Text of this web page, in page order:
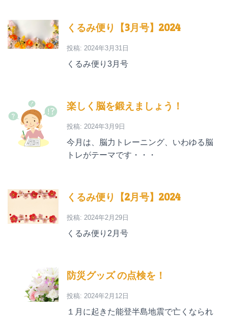
くるみ便り【3月号】2024
投稿: 2024年3月31日
くるみ便り3月号
楽しく脳を鍛えましょう！
投稿: 2024年3月9日
今月は、脳力トレーニング、いわゆる脳
トレがテーマです・・・
くるみ便り【2月号】2024
投稿: 2024年2月29日
くるみ便り2月号
防災グッズ の点検を！
投稿: 2024年2月12日
１月に起きた能登半島地震で亡くなられ